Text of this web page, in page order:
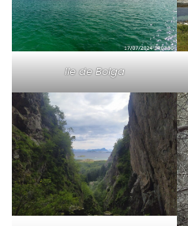
Ile de Bolga